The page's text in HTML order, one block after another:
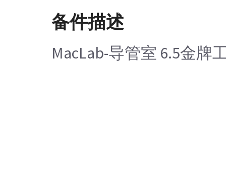
备件描述
MacLab-导管室 6.5金牌